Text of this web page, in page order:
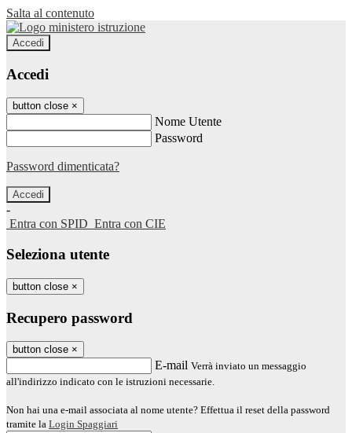
Salta al contenuto
Accedi
Accedi
button close ×
Nome Utente
Password
Password dimenticata?
-
Entra con SPID Entra con CIE
Seleziona utente
button close ×
Recupero password
button close ×
E-mail Verrà inviato un messaggio
all'indirizzo indicato con le istruzioni necessarie.
Non hai una e-mail associata al nome utente? Effettua il reset della password
tramite la Login Spaggiari